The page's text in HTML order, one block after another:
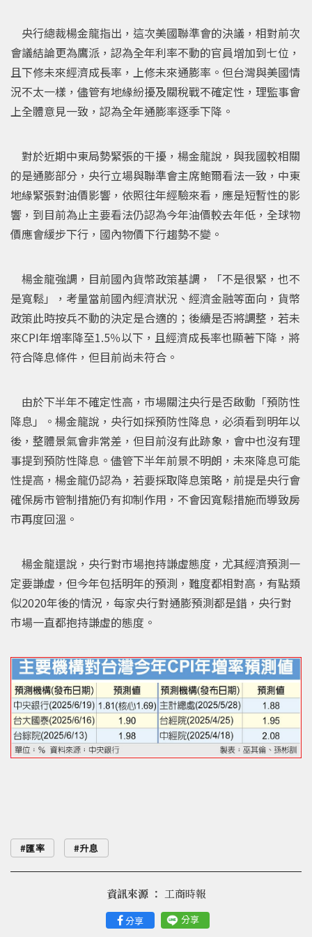
央行總裁楊金龍指出，這次美國聯準會的決議，相對前次
會議結論更為鷹派，認為全年利率不動的官員增加到七位，
且下修未來經濟成長率，上修未來通膨率。但台灣與美國情
況不太一樣，儘管有地緣紛擾及關稅戰不確定性，理監事會
上全體意見一致，認為全年通膨率逐季下降。
對於近期中東局勢緊張的干擾，楊金龍說，與我國較相關
的是通膨部分，央行立場與聯準會主席鮑爾看法一致，中東
地緣緊張對油價影響，依照往年經驗來看，應是短暫性的影
響，到目前為止主要看法仍認為今年油價較去年低，全球物
價應會緩步下行，國內物價下行趨勢不變。
楊金龍強調，目前國內貨幣政策基調，「不是很緊，也不
是寬鬆」，考量當前國內經濟狀況、經濟金融等面向，貨幣
政策此時按兵不動的決定是合適的；後續是否將調整，若未
來CPI年增率降至1.5％以下，且經濟成長率也顯著下降，將
符合降息條件，但目前尚未符合。
由於下半年不確定性高，市場關注央行是否啟動「預防性
降息」。楊金龍說，央行如採預防性降息，必須看到明年以
後，整體景氣會非常差，但目前沒有此跡象，會中也沒有理
事提到預防性降息。儘管下半年前景不明朗，未來降息可能
性提高，楊金龍仍認為，若要採取降息策略，前提是央行會
確保房市管制措施仍有抑制作用，不會因寬鬆措施而導致房
市再度回溫。
楊金龍還說，央行對市場抱持謙虛態度，尤其經濟預測一
定要謙虛，但今年包括明年的預測，難度都相對高，有點類
似2020年後的情況，每家央行對通膨預測都是錯，央行對
市場一直都抱持謙虛的態度。
匯率 升息
分享 分享
資訊來源 ： 工商時報